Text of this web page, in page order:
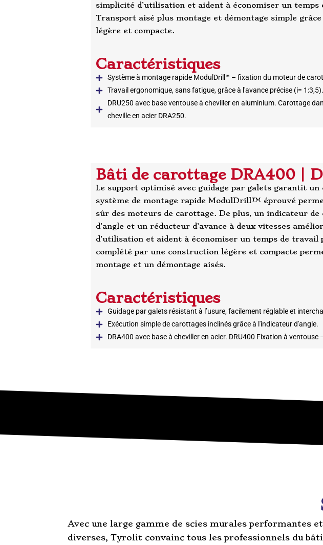
simplicité d’utilisation et aident à économiser un temps
Transport aisé plus montage et démontage simple
légère et compacte.
Caractéristiques
Système à montage rapide ModulDrill™ – fixation du moteur de
Travail ergonomique, sans fatigue, grâce à l'avance précise (i= 1:3,5).
DRU250 avec base ventouse à cheviller en aluminium. Carottage
cheville en acier DRA250.
Bâti de carottage DRA400 |
Le support optimisé avec guidage par galets garantit un
système de montage rapide ModulDrill™ éprouvé
sûr des moteurs de carottage. De plus, un indicateur
d’angle et un réducteur d’avance à deux vitesses
d’utilisation et aident à économiser un temps de travail
complété par une construction légère et compacte
montage et un démontage aisés.
Caractéristiques
Guidage par galets résistant à l’usure, facilement réglable et
Exécution simple de carottages inclinés grâce à l'indicateur d'angle.
DRA400 avec base à cheviller en acier. DRU400 Fixation à
Avec une large gamme de scies murales performantes
diverses, Tyrolit convainc tous les professionnels du